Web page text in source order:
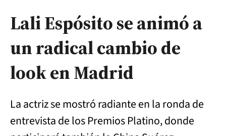
Lali Espósito se animó a
un radical cambio de
look en Madrid
La actriz se mostró radiante en la ronda de
entrevista de los Premios Platino, donde